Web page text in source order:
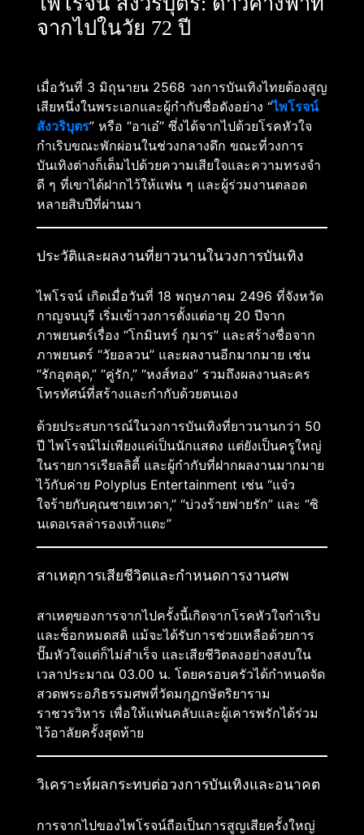
จากไปในวัย 72 ปี
เมื่อวันที่ 3 มิถุนายน 2568 วงการบันเทิงไทยต้องสูญ
เสียหนึ่งในพระเอกและผู้กำกับชื่อดังอย่าง “ไพโรจน์
สังวริบุตร” หรือ “อาเอ๋” ซึ่งได้จากไปด้วยโรคหัวใจ
กำเริบขณะพักผ่อนในช่วงกลางดึก ขณะที่วงการ
บันเทิงต่างก็เต็มไปด้วยความเสียใจและความทรงจำ
ดี ๆ ที่เขาได้ฝากไว้ให้แฟน ๆ และผู้ร่วมงานตลอด
หลายสิบปีที่ผ่านมา
ประวัติและผลงานที่ยาวนานในวงการบันเทิง
ไพโรจน์ เกิดเมื่อวันที่ 18 พฤษภาคม 2496 ที่จังหวัด
กาญจนบุรี เริ่มเข้าวงการตั้งแต่อายุ 20 ปีจาก
ภาพยนตร์เรื่อง “โกมินทร์ กุมาร” และสร้างชื่อจาก
ภาพยนตร์ “วัยอลวน” และผลงานอีกมากมาย เช่น
“รักอุตลุด,” “คู่รัก,” “หงส์ทอง” รวมถึงผลงานละคร
โทรทัศน์ที่สร้างและกำกับด้วยตนเอง
ด้วยประสบการณ์ในวงการบันเทิงที่ยาวนานกว่า 50
ปี ไพโรจน์ไม่เพียงแค่เป็นนักแสดง แต่ยังเป็นครูใหญ่
ในรายการเรียลลิตี้ และผู้กำกับที่ฝากผลงานมากมาย
ไว้กับค่าย Polyplus Entertainment เช่น “แจ๋ว
ใจร้ายกับคุณชายเทวดา,” “บ่วงร้ายพ่ายรัก” และ “ซิ
นเดอเรลล่ารองเท้าแตะ”
สาเหตุการเสียชีวิตและกำหนดการงานศพ
สาเหตุของการจากไปครั้งนี้เกิดจากโรคหัวใจกำเริบ
และช็อกหมดสติ แม้จะได้รับการช่วยเหลือด้วยการ
ปั๊มหัวใจแต่ก็ไม่สำเร็จ และเสียชีวิตลงอย่างสงบใน
เวลาประมาณ 03.00 น. โดยครอบครัวได้กำหนดจัด
สวดพระอภิธรรมศพที่วัดมกุฏกษัตริยาราม
ราชวรวิหาร เพื่อให้แฟนคลับและผู้เคารพรักได้ร่วม
ไว้อาลัยครั้งสุดท้าย
วิเคราะห์ผลกระทบต่อวงการบันเทิงและอนาคต
การจากไปของไพโรจน์ถือเป็นการสูญเสียครั้งใหญ่